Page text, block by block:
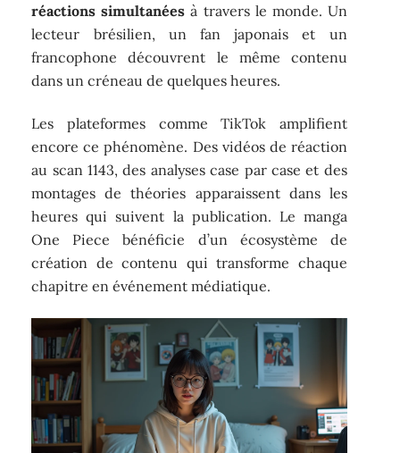
réactions simultanées à travers le monde. Un
lecteur brésilien, un fan japonais et un
francophone découvrent le même contenu
dans un créneau de quelques heures.
Les plateformes comme TikTok amplifient
encore ce phénomène. Des vidéos de réaction
au scan 1143, des analyses case par case et des
montages de théories apparaissent dans les
heures qui suivent la publication. Le manga
One Piece bénéficie d’un écosystème de
création de contenu qui transforme chaque
chapitre en événement médiatique.